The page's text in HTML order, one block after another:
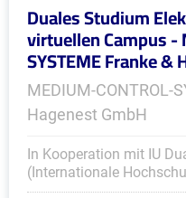
Duales Studium
virtuellen Campus -
SYSTEME Franke &
MEDIUM-CONTROL-
Hagenest GmbH
In Kooperation mit IU
(Internationale